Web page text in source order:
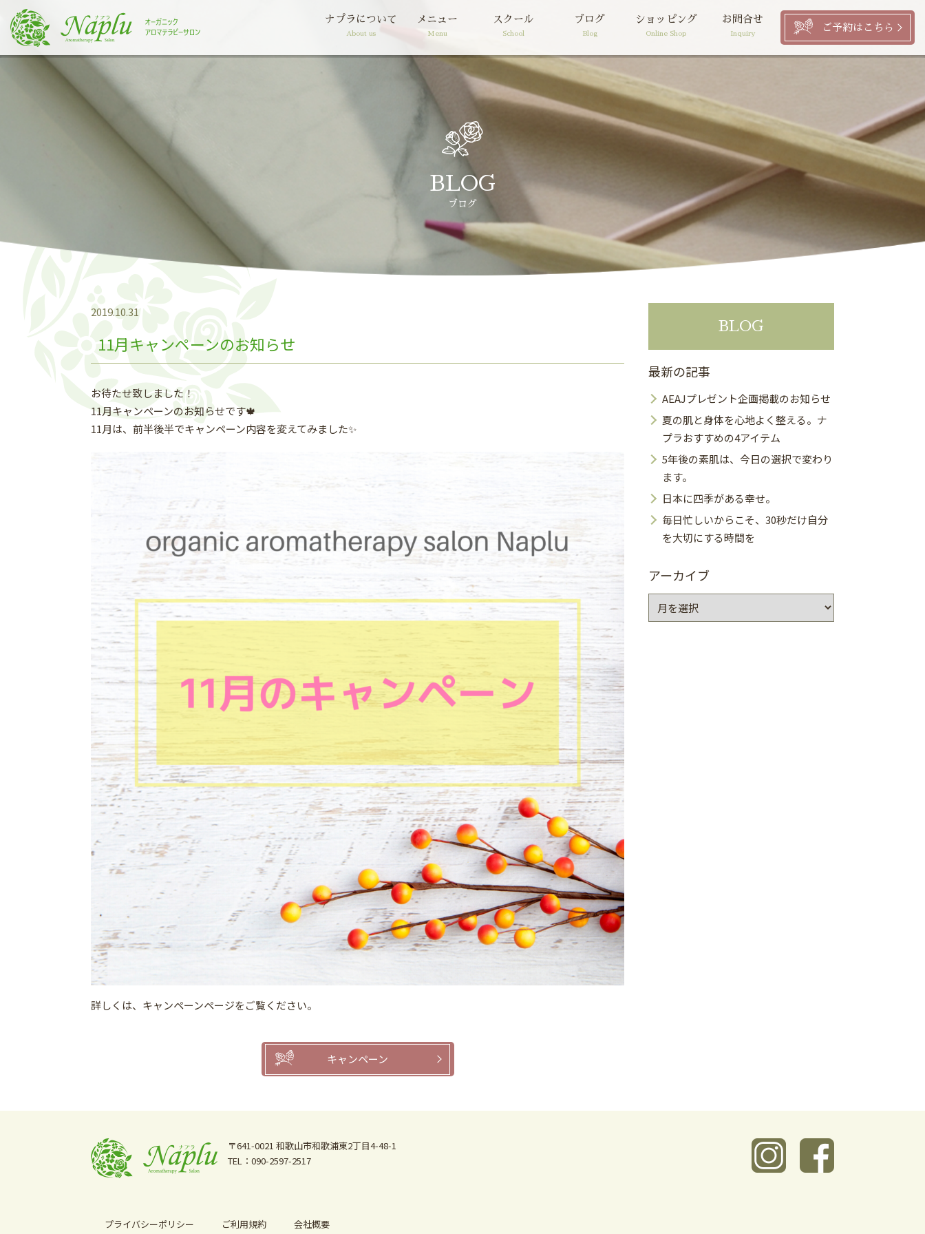
ス
ナプラについて
About us
メニュー
Menu
スクール
School
ブログ
Blog
ショッピング
Online Shop
お問合せ
Inquiry
ご予約はこちら
BLOG
ブログ
2019.10.31
11月キャンペーンのお知らせ
お待たせ致しました！
11月キャンペーンのお知らせです🍁
11月は、前半後半でキャンペーン内容を変えてみました✨
詳しくは、キャンペーンページをご覧ください。
キャンペーン
BLOG
最新の記事
AEAJプレゼント企画掲載のお知らせ
夏の肌と身体を心地よく整える。ナ
プラおすすめの4アイテム
5年後の素肌は、今日の選択で変わり
ます。
日本に四季がある幸せ。
毎日忙しいからこそ、30秒だけ自分
を大切にする時間を
アーカイブ
ー
〒641-0021 和歌山市和歌浦東2丁目4-48-1
TEL：090-2597-2517
プライバシーポリシー ご利用規約 会社概要